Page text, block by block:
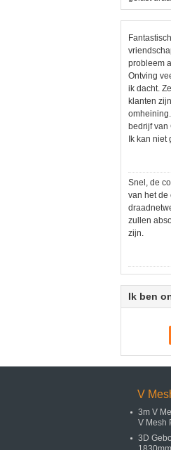
probleem
Ontving
ik dacht.
klanten
bedrijf van
Ik kan
Snel, de
van het de
zullen
zijn.
Ik ben
V
3m V
V Mesh
3D